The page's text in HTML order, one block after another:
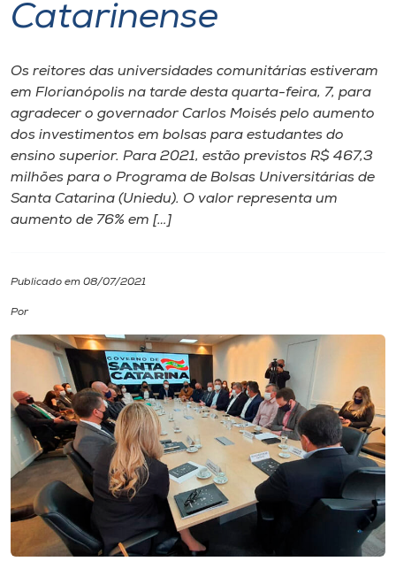
Internacionalização
I.nova
Diplomados
Biblioteca
Editora
Rádio
Museu
Catarinense
Os reitores das universidades comunitárias estiveram
em Florianópolis na tarde desta quarta-feira, 7, para
agradecer o governador Carlos Moisés pelo aumento
dos investimentos em bolsas para estudantes do
ensino superior. Para 2021, estão previstos R$ 467,3
milhões para o Programa de Bolsas Universitárias de
Santa Catarina (Uniedu). O valor representa um
aumento de 76% em […]
Publicado em 08/07/2021
Por